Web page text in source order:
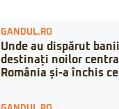
GANDUL.RO
Unde au dispărut
destinați noilor
România și-a închis